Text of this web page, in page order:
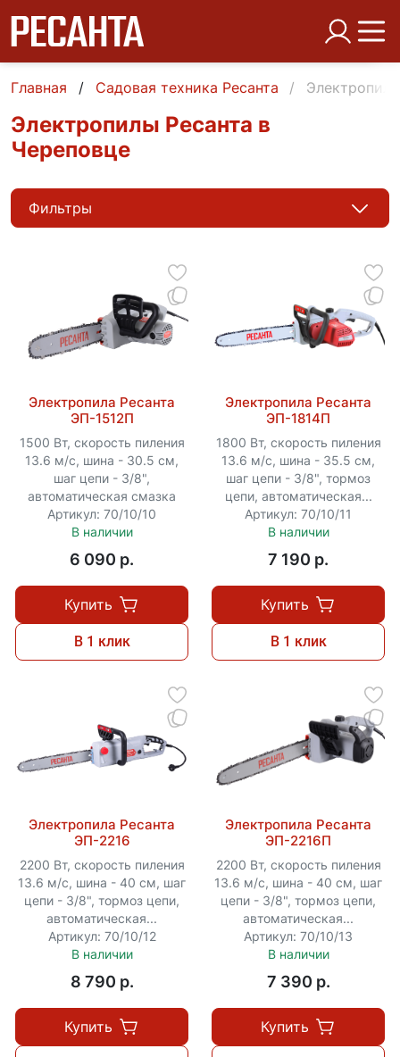
Главная Садовая техника Ресанта
Электропилы Ресанта в
Череповце
Фильтры
Электропила Ресанта
ЭП-1512П
1500 Вт, скорость пиления
13.6 м/с, шина - 30.5 см,
шаг цепи - 3/8",
автоматическая смазка
Артикул: 70/10/10
В наличии
6 090 p.
Купить
В 1 клик
Электропила Ресанта
ЭП-1814П
1800 Вт, скорость пиления
13.6 м/с, шина - 35.5 см,
шаг цепи - 3/8", тормоз
цепи, автоматическая...
Артикул: 70/10/11
В наличии
7 190 p.
Купить
В 1 клик
Электропила Ресанта
ЭП-2216
2200 Вт, скорость пиления
13.6 м/с, шина - 40 см, шаг
цепи - 3/8", тормоз цепи,
автоматическая...
Артикул: 70/10/12
В наличии
8 790 p.
Купить
Электропила Ресанта
ЭП-2216П
2200 Вт, скорость пиления
13.6 м/с, шина - 40 см, шаг
цепи - 3/8", тормоз цепи,
автоматическая...
Артикул: 70/10/13
В наличии
7 390 p.
Купить